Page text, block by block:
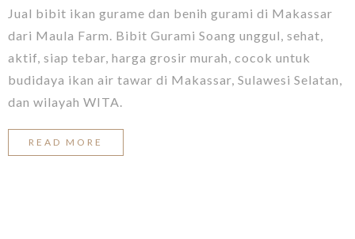
Jual bibit ikan gurame dan benih gurami di Makassar
dari Maula Farm. Bibit Gurami Soang unggul, sehat,
aktif, siap tebar, harga grosir murah, cocok untuk
budidaya ikan air tawar di Makassar, Sulawesi Selatan,
dan wilayah WITA.
READ MORE